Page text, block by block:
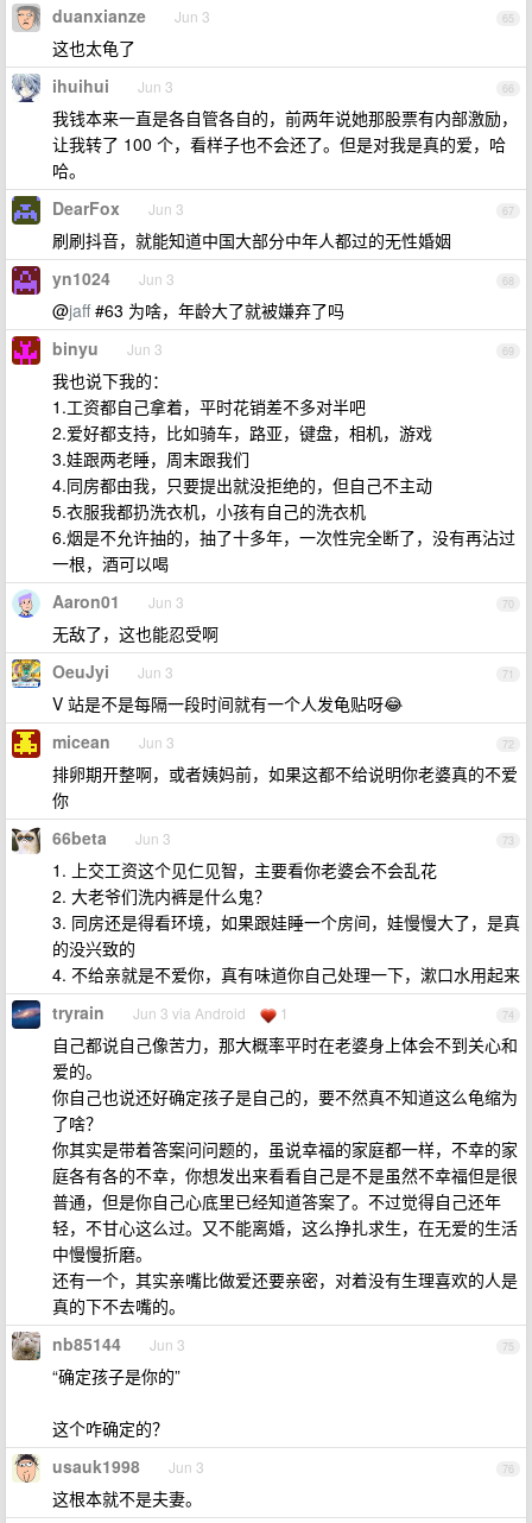
65
duanxianze Jun 3
这也太龟了
66
ihuihui Jun 3
我钱本来一直是各自管各自的，前两年说她那股票有内部激励，
让我转了 100 个，看样子也不会还了。但是对我是真的爱，哈
哈。
67
DearFox Jun 3
刷刷抖音，就能知道中国大部分中年人都过的无性婚姻
68
yn1024 Jun 3
@jaff#63 为啥，年龄大了就被嫌弃了吗
69
binyu Jun 3
我也说下我的：
1.工资都自己拿着，平时花销差不多对半吧
2.爱好都支持，比如骑车，路亚，键盘，相机，游戏
3.娃跟两老睡，周末跟我们
4.同房都由我，只要提出就没拒绝的，但自己不主动
5.衣服我都扔洗衣机，小孩有自己的洗衣机
6.烟是不允许抽的，抽了十多年，一次性完全断了，没有再沾过
一根，酒可以喝
70
Aaron01 Jun 3
无敌了，这也能忍受啊
71
OeuJyi Jun 3
V 站是不是每隔一段时间就有一个人发龟贴呀😂
72
micean Jun 3
排卵期开整啊，或者姨妈前，如果这都不给说明你老婆真的不爱
你
73
66beta Jun 3
1. 上交工资这个见仁见智，主要看你老婆会不会乱花
2. 大老爷们洗内裤是什么鬼？
3. 同房还是得看环境，如果跟娃睡一个房间，娃慢慢大了，是真
的没兴致的
4. 不给亲就是不爱你，真有味道你自己处理一下，漱口水用起来
74
tryrain Jun 3 via Android 1
自己都说自己像苦力，那大概率平时在老婆身上体会不到关心和
爱的。
你自己也说还好确定孩子是自己的，要不然真不知道这么龟缩为
了啥？
你其实是带着答案问问题的，虽说幸福的家庭都一样，不幸的家
庭各有各的不幸，你想发出来看看自己是不是虽然不幸福但是很
普通，但是你自己心底里已经知道答案了。不过觉得自己还年
轻，不甘心这么过。又不能离婚，这么挣扎求生，在无爱的生活
中慢慢折磨。
还有一个，其实亲嘴比做爱还要亲密，对着没有生理喜欢的人是
真的下不去嘴的。
75
nb85144 Jun 3
“确定孩子是你的”
这个咋确定的？
76
usauk1998 Jun 3
这根本就不是夫妻。